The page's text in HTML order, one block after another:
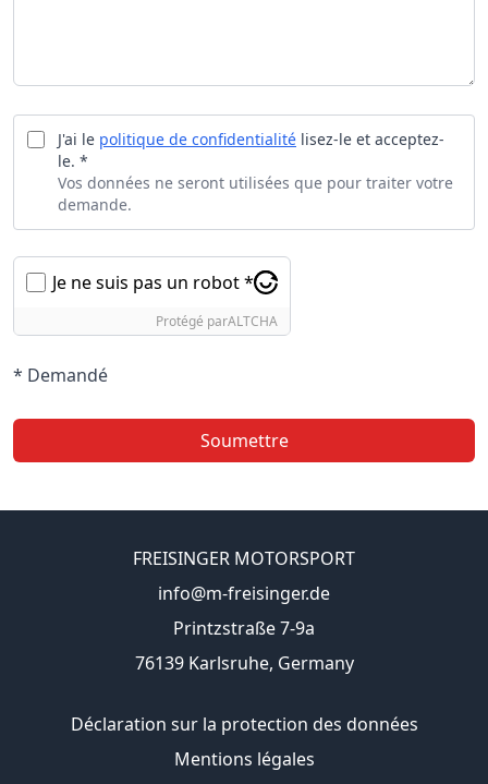
J'ai le politique de confidentialité lisez-le et acceptez-
le. *
Vos données ne seront utilisées que pour traiter votre
demande.
Je ne suis pas un robot *
Protégé parALTCHA
* Demandé
Soumettre
FREISINGER MOTORSPORT
info@m-freisinger.de
Printzstraße 7-9a
76139 Karlsruhe, Germany
Déclaration sur la protection des données
Mentions légales